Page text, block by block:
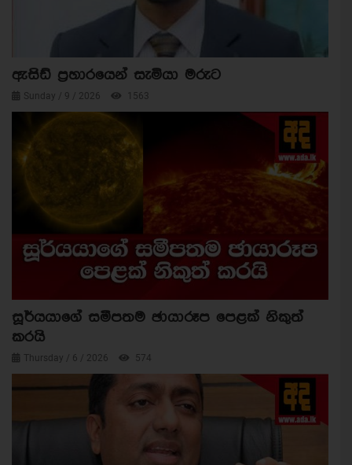
ඇසිඩ් ප්‍රහාරයෙන් සැමියා මරුට
Sunday / 9 / 2026 1563
සූර්යයාගේ සමීපතම ඡායාරූප පෙළක් නිකුත්
කරයි
Thursday / 6 / 2026 574